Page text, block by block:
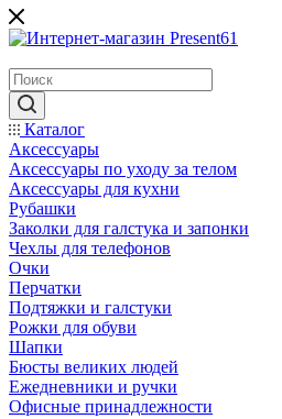
Каталог
Аксессуары
Аксессуары по уходу за телом
Аксессуары для кухни
Рубашки
Заколки для галстука и запонки
Чехлы для телефонов
Очки
Перчатки
Подтяжки и галстуки
Рожки для обуви
Шапки
Бюсты великих людей
Ежедневники и ручки
Офисные принадлежности